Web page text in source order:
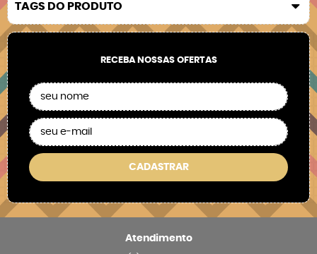
TAGS DO PRODUTO
RECEBA NOSSAS OFERTAS
CADASTRAR
Atendimento